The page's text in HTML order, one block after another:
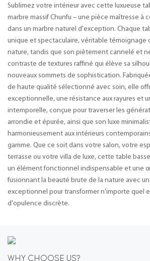
Sublimez votre intérieur avec cette luxueuse
marbre massif Chunfu – une pièce maîtresse à
dans un marbre naturel d'exception. Chaque
unique et spectaculaire, véritable témoignage
nature, tandis que son piètement cannelé et
contraste de textures raffiné qui élève sa
nouveaux sommets de sophistication.
de haute qualité sélectionné avec soin, elle
exceptionnelle, une résistance aux rayures et
intemporelle, conçue pour traverser les
arrondie et épurée, ainsi que son luxe
harmonieusement aux intérieurs
gamme. Que ce soit dans votre salon, votre
terrasse ou votre villa de luxe, cette table
un élément fonctionnel indispensable et une
fusionnant la beauté brute de la nature avec un
exceptionnel pour transformer n'importe quel
d'opulence discrète.
WHY CHOOSE US?